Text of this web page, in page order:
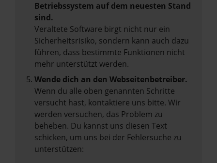
Betriebssystem auf dem neuesten Stand
sind.
Veraltete Software birgt nicht nur ein
Sicherheitsrisiko, sondern kann auch dazu
führen, dass bestimmte Funktionen nicht
mehr unterstützt werden.
Wende dich an den Webseitenbetreiber.
Wenn du alle oben genannten Schritte
versucht hast, kontaktiere uns bitte. Wir
werden versuchen, das Problem zu
beheben. Du kannst uns diesen Text
schicken, um uns bei der Fehlersuche zu
unterstützen: